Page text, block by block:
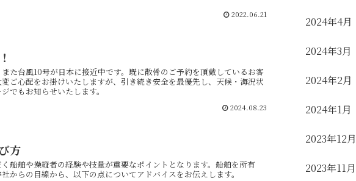
2022.06.21
た台風10号が日本に接近中です。既に散骨のご予約を頂戴しているお客
ご心配をお掛けいたしますが、引き続き安全を最優先し、天候・海況状
でもお知らせいたします。
2024.08.23
方
船舶や操縦者の経験や技量が重要なポイントとなります。船舶を所有
からの目線から、以下の点についてアドバイスをお伝えします。
2024年4月
2024年3月
2024年2月
2024年1月
2023年12月
2023年11月